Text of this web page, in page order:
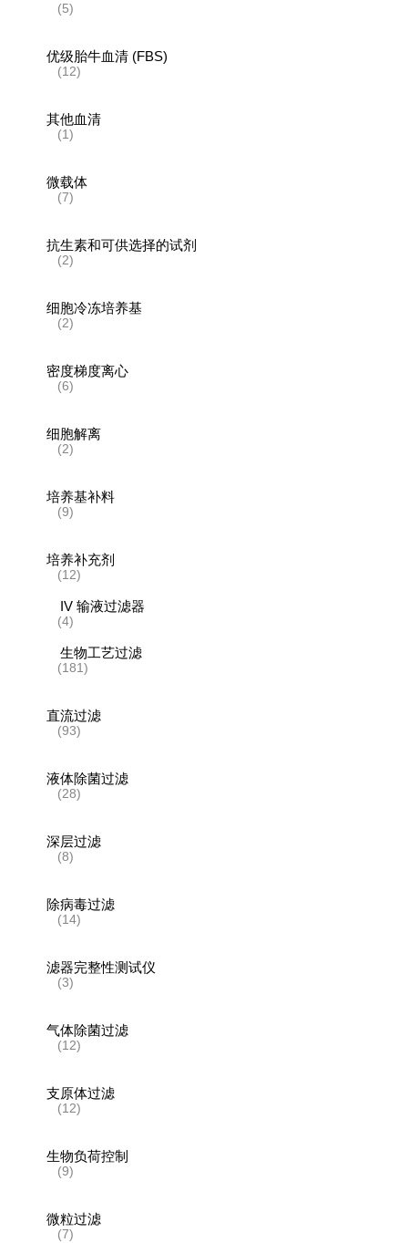
(5)
优级胎牛血清 (FBS)
(12)
其他血清
(1)
微载体
(7)
抗生素和可供选择的试剂
(2)
细胞冷冻培养基
(2)
密度梯度离心
(6)
细胞解离
(2)
培养基补料
(9)
培养补充剂
(12)
IV 输液过滤器
(4)
生物工艺过滤
(181)
直流过滤
(93)
液体除菌过滤
(28)
深层过滤
(8)
除病毒过滤
(14)
滤器完整性测试仪
(3)
气体除菌过滤
(12)
支原体过滤
(12)
生物负荷控制
(9)
微粒过滤
(7)